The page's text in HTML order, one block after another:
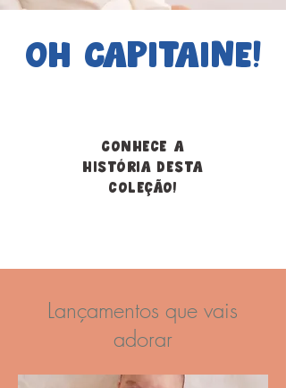
Oh Capitaine!
Conhece a
história desta
coleção!
Lançamentos que vais
adorar